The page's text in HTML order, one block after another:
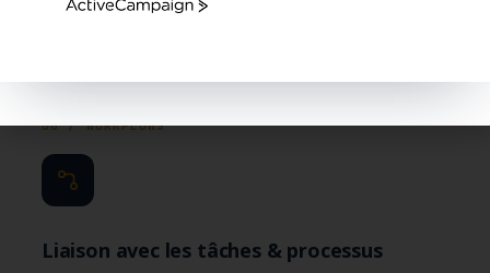
Attestations, contrats, certificats, contrôles — plus rien
06 / WORKFLOWS
Liaison avec les tâches & processus
ActiveCampaign